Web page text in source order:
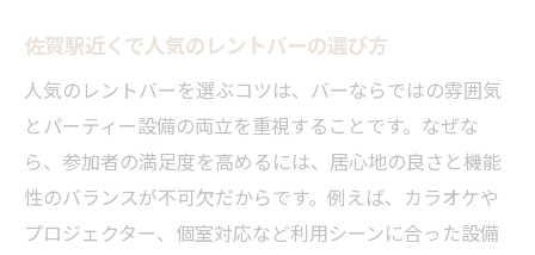
佐賀駅近くで人気のレントバーの選び方
人気のレントバーを選ぶコツは、バーならではの雰囲気
とパーティー設備の両立を重視することです。なぜな
ら、参加者の満足度を高めるには、居心地の良さと機能
性のバランスが不可欠だからです。例えば、カラオケや
プロジェクター、個室対応など利用シーンに合った設備